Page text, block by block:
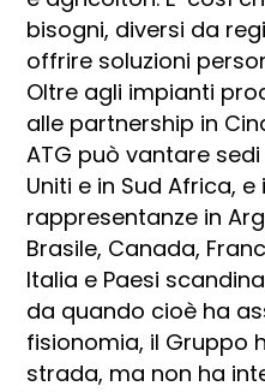
bisogni, diversi da
offrire soluzioni
Oltre agli impianti
alle partnership in
ATG può vantare
Uniti e in Sud Africa,
rappresentanze in
Brasile, Canada,
Italia e Paesi
da quando cioè ha
fisionomia, il Gruppo
strada, ma non ha